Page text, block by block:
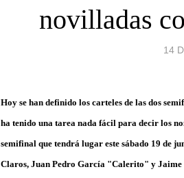
novilladas
14
Hoy se han definido los carteles de las dos
ha tenido una tarea nada fácil para decir los
semifinal que tendrá lugar este sábado 19 de
Claros, Juan Pedro García "Calerito" y Jaime